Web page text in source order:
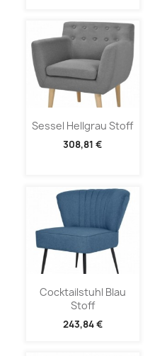
Sessel Hellgrau Stoff
308,81 €
Cocktailstuhl Blau
Stoff
243,84 €